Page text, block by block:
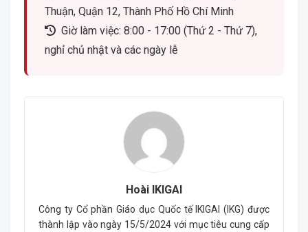
Thuận, Quận 12, Thành Phố Hồ Chí Minh
Giờ làm việc: 8:00 - 17:00 (Thứ 2 - Thứ 7),
nghỉ chủ nhật và các ngày lễ
Hoài IKIGAI
Công ty Cổ phần Giáo dục Quốc tế IKIGAI (IKG) được
thành lập vào ngày 15/5/2024 với mục tiêu cung cấp